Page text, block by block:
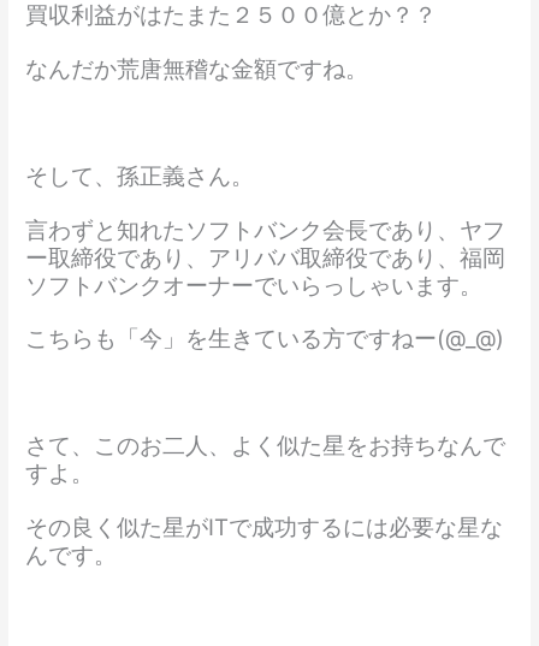
買収利益がはたまた２５００億とか？？
なんだか荒唐無稽な金額ですね。
そして、孫正義さん。
言わずと知れたソフトバンク会長であり、ヤフ
ー取締役であり、アリババ取締役であり、福岡
ソフトバンクオーナーでいらっしゃいます。
こちらも「今」を生きている方ですねー(@_@)
さて、このお二人、よく似た星をお持ちなんで
すよ。
その良く似た星がITで成功するには必要な星な
んです。